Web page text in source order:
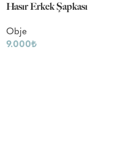
Hasır Erkek Şapkası
Obje
9.000₺